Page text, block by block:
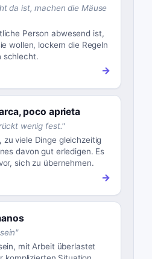
da ist, machen die Mäuse
Person abwesend ist,
wollen, lockern die Regeln
schlecht.
→
poco aprieta
wenig fest."
zu viele Dinge gleichzeitig
davon gut erledigen. Es
sich zu übernehmen.
→
"
mit Arbeit überlastet